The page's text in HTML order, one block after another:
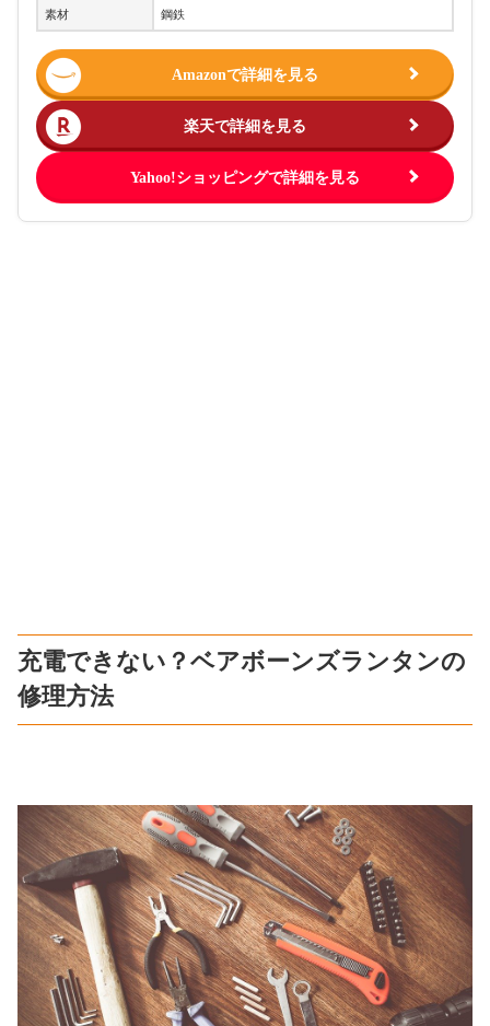
素材 鋼鉄
Amazonで詳細を見る
楽天で詳細を見る
Yahoo!ショッピングで詳細を見る
充電できない？ベアボーンズランタンの
修理方法